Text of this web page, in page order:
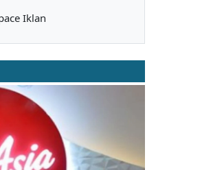
Iklan